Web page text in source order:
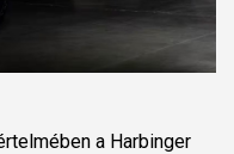
a Harbinger